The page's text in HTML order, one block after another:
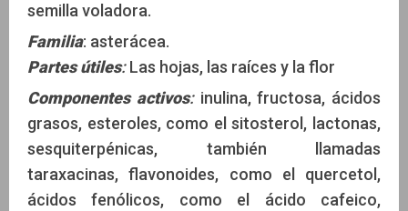
semilla voladora.
Familia: asterácea.
Partes útiles:Las hojas, las raíces y la flor
Componentes activos: inulina, fructosa, ácidos
grasos, esteroles, como el sitosterol, lactonas,
sesquiterpénicas, también llamadas
taraxacinas, flavonoides, como el quercetol,
ácidos fenólicos, como el ácido cafeico,